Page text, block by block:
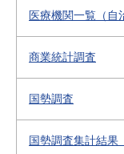
医療機関一覧（自
商業統計調査
国勢調査
国勢調査集計結果